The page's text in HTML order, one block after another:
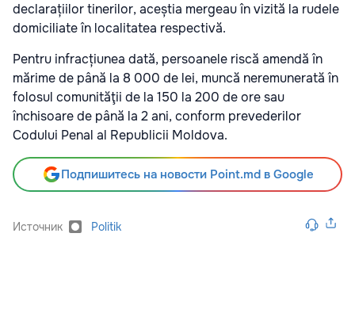
declarațiilor tinerilor, aceștia mergeau în vizită la rudele
domiciliate în localitatea respectivă.
Pentru infracțiunea dată, persoanele riscă amendă în
mărime de până la 8 000 de lei, muncă neremunerată în
folosul comunităţii de la 150 la 200 de ore sau
închisoare de până la 2 ani, conform prevederilor
Codului Penal al Republicii Moldova.
Подпишитесь на новости Point.md в Google
Источник Politik